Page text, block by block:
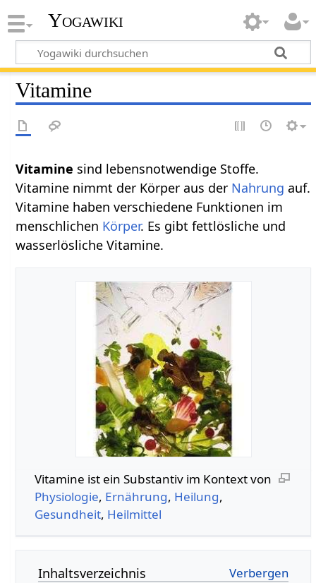
Yogawiki
Vitamine
sind lebensnotwendige Stoffe.
Vitamine nimmt der Körper aus der Nahrung auf.
Vitamine haben verschiedene Funktionen im
menschlichen Körper. Es gibt fettlösliche und
wasserlösliche Vitamine.
Vitamine‏‎ ist ein Substantiv im Kontext von
Physiologie, Ernährung, Heilung,
Gesundheit, Heilmittel
Inhaltsverzeichnis